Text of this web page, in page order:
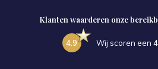
Klanten waarderen onze
4.9 Wij scoren een